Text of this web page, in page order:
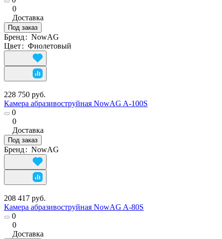
0
Доставка
Под заказ
Бренд: NowAG
Цвет: Фиолетовый
228 750 руб.
Камера абразивоструйная NowAG A-100S
0
0
Доставка
Под заказ
Бренд: NowAG
208 417 руб.
Камера абразивоструйная NowAG A-80S
0
0
Доставка